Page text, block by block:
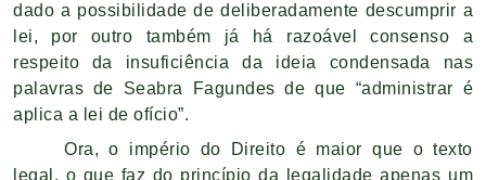
dado a possibilidade de deliberadamente descumprir a
lei, por outro também já há razoável consenso a
respeito da insuficiência da ideia condensada nas
palavras de Seabra Fagundes de que “administrar é
aplica a lei de ofício”.
Ora, o império do Direito é maior que o texto
legal, o que faz do princípio da legalidade apenas um